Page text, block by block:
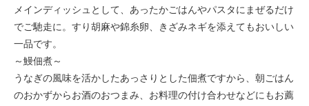
メインディッシュとして、あったかごはんやパスタにまぜるだけ
でご馳走に。すり胡麻や錦糸卵、きざみネギを添えてもおいしい
一品です。
～鰻佃煮～
うなぎの風味を活かしたあっさりとした佃煮ですから、朝ごはん
のおかずからお酒のおつまみ、お料理の付け合わせなどにもお薦